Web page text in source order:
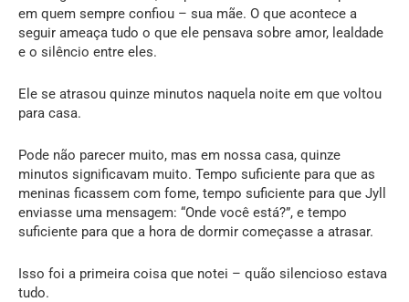
em quem sempre confiou – sua mãe. O que acontece a
seguir ameaça tudo o que ele pensava sobre amor, lealdade
e o silêncio entre eles.
Ele se atrasou quinze minutos naquela noite em que voltou
para casa.
Pode não parecer muito, mas em nossa casa, quinze
minutos significavam muito. Tempo suficiente para que as
meninas ficassem com fome, tempo suficiente para que Jyll
enviasse uma mensagem: “Onde você está?”, e tempo
suficiente para que a hora de dormir começasse a atrasar.
Isso foi a primeira coisa que notei – quão silencioso estava
tudo.